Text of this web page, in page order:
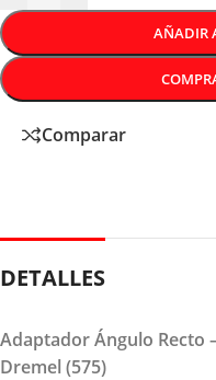
AÑADIR
Comparar
DETALLES
Adaptador Ángulo Recto
Dremel (575)